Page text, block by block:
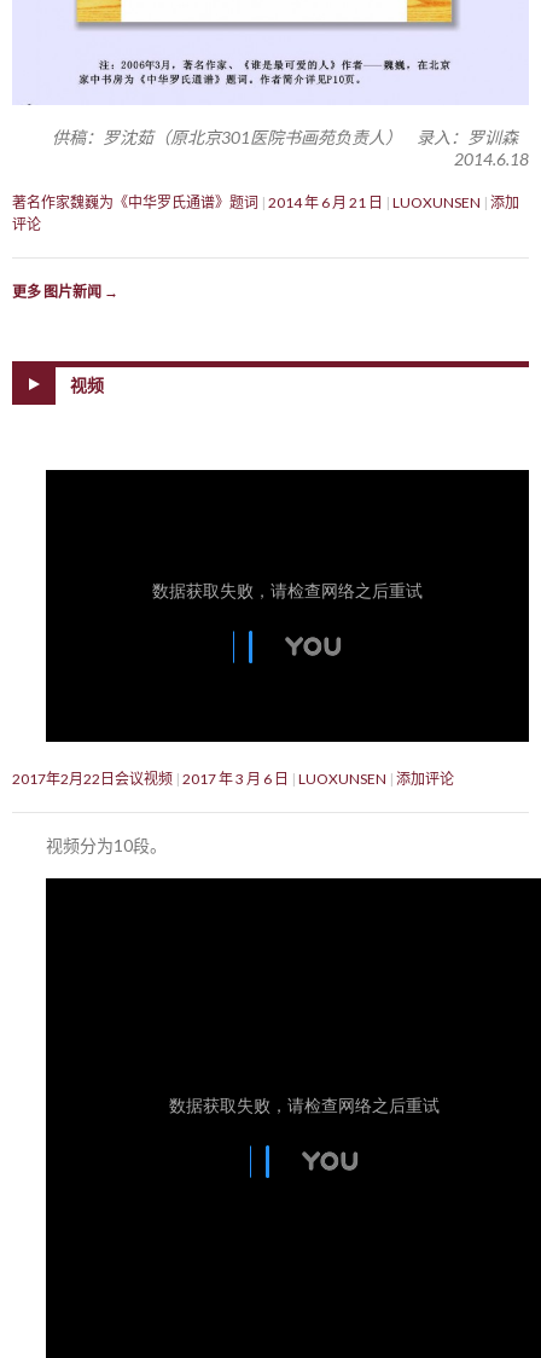
供稿：罗沈茹（原北京301医院书画苑负责人） 录入：罗训森
2014.6.18
著名作家魏巍为《中华罗氏通谱》题词 2014 年 6 月 21 日 LUOXUNSEN 添加
评论
更多 图片新闻 →
视频
2017年2月22日会议视频 2017 年 3 月 6 日 LUOXUNSEN 添加评论
视频分为10段。